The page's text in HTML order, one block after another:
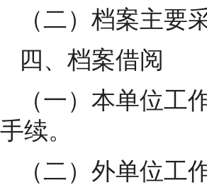
（二）档案主要
四、档案借阅
（一）本单位工
手续。
（二）外单位工